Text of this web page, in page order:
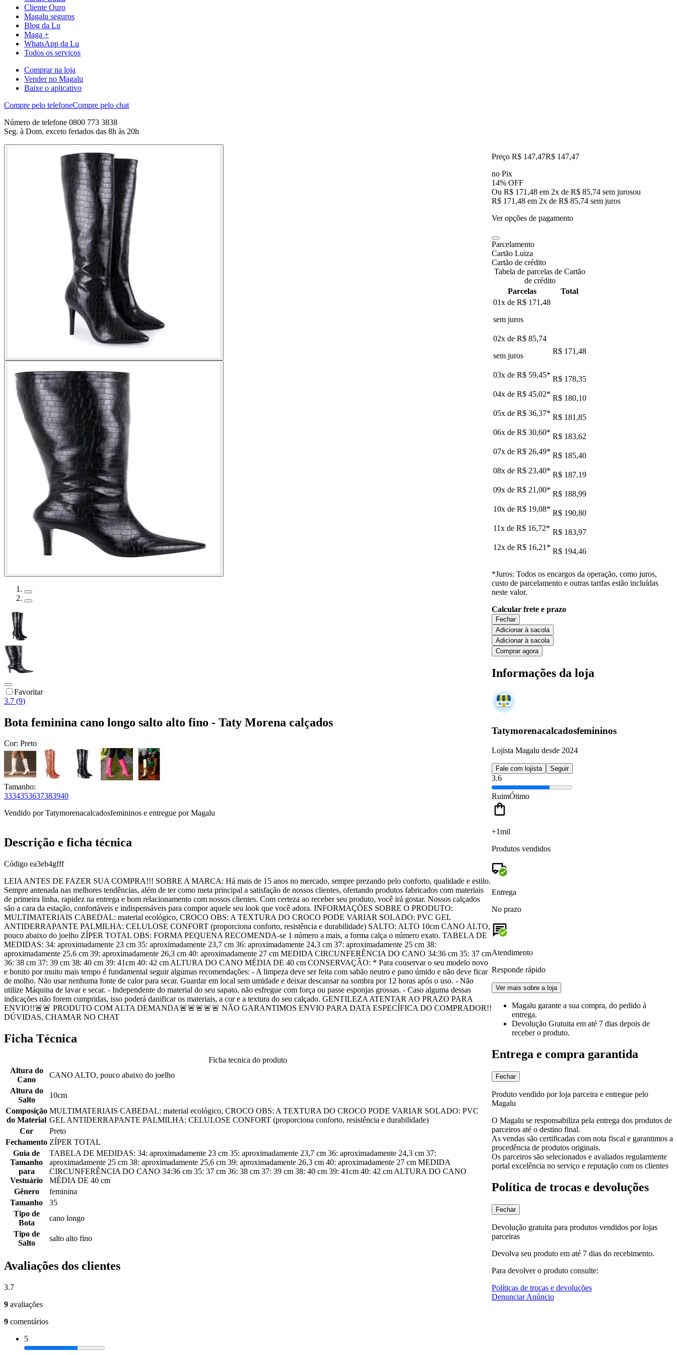
Cliente Ouro
Magalu seguros
Blog da Lu
Maga +
WhatsApp da Lu
Todos os serviços
Comprar na loja
Vender no Magalu
Baixe o aplicativo
Compre pelo telefoneCompre pelo chat
Número de telefone 0800 773 3838
Seg. à Dom. exceto feriados das 8h às 20h
Favoritar
3.7 (9)
Bota feminina cano longo salto alto fino - Taty Morena calçados
Cor: Preto
Tamanho:
3334353637383940
Vendido porTatymorenacalcadosfemininos e entregue por Magalu
Preço R$ 147,47R$ 147,47
no Pix
14% OFF
Ou R$ 171,48 em 2x de R$ 85,74 sem jurosou
R$ 171,48 em 2x de R$ 85,74 sem juros
Ver opções de pagamento
Parcelamento
Cartão Luiza
Cartão de crédito
Tabela de parcelas de Cartão
de crédito
Parcelas
Total
01x de R$ 171,48
sem juros
02x de R$ 85,74
sem juros
R$ 171,48
03x de R$ 59,45* R$ 178,35
04x de R$ 45,02* R$ 180,10
05x de R$ 36,37* R$ 181,85
06x de R$ 30,60* R$ 183,62
07x de R$ 26,49* R$ 185,40
08x de R$ 23,40* R$ 187,19
09x de R$ 21,00* R$ 188,99
10x de R$ 19,08* R$ 190,80
11x de R$ 16,72* R$ 183,97
12x de R$ 16,21 * R$ 194,46
*Juros: Todos os encargos da operação, como juros,
custo de parcelamento e outras tarifas estão incluídas
neste valor.
Calcular frete e prazo
Fechar
Adicionar à sacola
Adicionar à sacola
Comprar agora
Informações da loja
Tatymorenacalcadosfemininos
Lojista Magalu desde 2024
Fale com lojista Seguir
3.6
RuimÓtimo
+1mil
Produtos vendidos
Entrega
No prazo
Atendimento
Responde rápido
Ver mais sobre a loja
Magalu garante a sua compra, do pedido à
entrega.
Devolução Gratuita em até 7 dias depois de
receber o produto.
Entrega e compra garantida
Fechar
Produto vendido por loja parceira e entregue pelo
Magalu
O Magalu se responsabiliza pela entrega dos produtos de
parceiros até o destino final.
As vendas são certificadas com nota fiscal e garantimos a
procedência de produtos originais.
Os parceiros são selecionados e avaliados regularmente
portal excelência no serviço e reputação com os clientes
Política de trocas e devoluções
Fechar
Devolução gratuita para produtos vendidos por lojas
parceiras
Devolva seu produto em até 7 dias do recebimento.
Para devolver o produto consulte:
Políticas de trocas e devoluções
Denunciar Anúncio
Descrição e ficha técnica
Código ea3eb4gfff
LEIA ANTES DE FAZER SUA COMPRA!!! SOBRE A MARCA: Há mais de 15 anos no mercado, sempre prezando pelo conforto, qualidade e estilo.
Sempre antenada nas melhores tendências, além de ter como meta principal a satisfação de nossos clientes, ofertando produtos fabricados com materiais
de primeira linha, rapidez na entrega e bom relacionamento com nossos clientes. Com certeza ao receber seu produto, você irá gostar. Nossos calçados
são a cara da estação, confortáveis e indispensáveis para compor aquele seu look que você adora. INFORMAÇÕES SOBRE O PRODUTO:
MULTIMATERIAIS CABEDAL: material ecológico, CROCO OBS: A TEXTURA DO CROCO PODE VARIAR SOLADO: PVC GEL
ANTIDERRAPANTE PALMILHA: CELULOSE CONFORT (proporciona conforto, resistência e durabilidade) SALTO: ALTO 10cm CANO ALTO,
pouco abaixo do joelho ZÍPER TOTAL OBS: FORMA PEQUENA RECOMENDA-se 1 número a mais, a forma calça o número exato. TABELA DE
MEDIDAS: 34: aproximadamente 23 cm 35: aproximadamente 23,7 cm 36: aproximadamente 24,3 cm 37: aproximadamente 25 cm 38:
aproximadamente 25,6 cm 39: aproximadamente 26,3 cm 40: aproximadamente 27 cm MEDIDA CIRCUNFERÊNCIA DO CANO 34:36 cm 35: 37 cm
36: 38 cm 37: 39 cm 38: 40 cm 39: 41cm 40: 42 cm ALTURA DO CANO MÉDIA DE 40 cm CONSERVAÇÂO: * Para conservar o seu modelo novo
e bonito por muito mais tempo é fundamental seguir algumas recomendações: - A limpeza deve ser feita com sabão neutro e pano úmido e não deve ficar
de molho. Não usar nenhuma fonte de calor para secar. Guardar em local sem umidade e deixar descansar na sombra por 12 horas após o uso. - Não
utilize Máquina de lavar e secar. - Independente do material do seu sapato, não esfregue com força ou passe esponjas grossas. - Caso alguma dessas
indicações não forem cumpridas, isso poderá danificar os materiais, a cor e a textura do seu calçado. GENTILEZA ATENTAR AO PRAZO PARA
ENVIO!!🚨🚨 PRODUTO COM ALTA DEMANDA🚨🚨🚨🚨🚨 NÃO GARANTIMOS ENVIO PARA DATA ESPECÍFICA DO COMPRADOR!!
DÚVIDAS, CHAMAR NO CHAT
Ficha Técnica
Ficha tecnica do produto
Altura do
Cano
CANO ALTO, pouco abaixo do joelho
Altura do
Salto
10cm
Composição
do Material
MULTIMATERIAIS CABEDAL: material ecológico, CROCO OBS: A TEXTURA DO CROCO PODE VARIAR SOLADO: PVC
GEL ANTIDERRAPANTE PALMILHA: CELULOSE CONFORT (proporciona conforto, resistência e durabilidade)
Cor
Preto
Fechamento ZÍPER TOTAL
Guia de
Tamanho
para
Vestuário
TABELA DE MEDIDAS: 34: aproximadamente 23 cm 35: aproximadamente 23,7 cm 36: aproximadamente 24,3 cm 37:
aproximadamente 25 cm 38: aproximadamente 25,6 cm 39: aproximadamente 26,3 cm 40: aproximadamente 27 cm MEDIDA
CIRCUNFERÊNCIA DO CANO 34:36 cm 35: 37 cm 36: 38 cm 37: 39 cm 38: 40 cm 39: 41cm 40: 42 cm ALTURA DO CANO
MÉDIA DE 40 cm
Gênero
feminina
Tamanho
35
Tipo de
Bota
cano longo
Tipo de
Salto
salto alto fino
Avaliações dos clientes
3.7
9 avaliações
9 comentários
5